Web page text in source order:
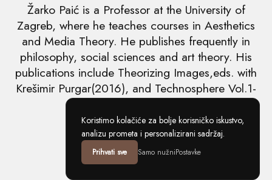
Žarko Paić is a Professor at the University of
Zagreb, where he teaches courses in Aesthetics
and Media Theory. He publishes frequently in
philosophy, social sciences and art theory. His
publications include Theorizing Images,eds. with
Krešimir Purgar(2016), and Technosphere Vol.1-
5(2018-2019).
Academia.edu
Researchgate
Tvrdja.com
Koristimo kolačiće za bolje korisničko iskustvo,
analizu prometa i personalizirani sadržaj.
Prihvati sve Samo nužniPostavke